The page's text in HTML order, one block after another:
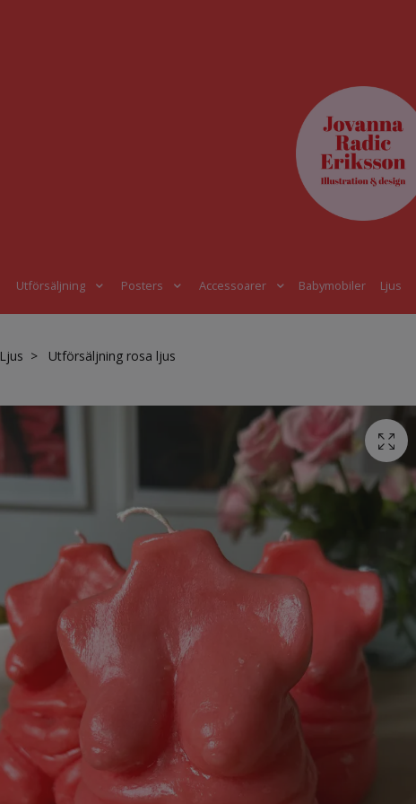
Utförsäljning Posters Accessoarer Babymobiler Ljus
Ljus Utförsäljning rosa ljus